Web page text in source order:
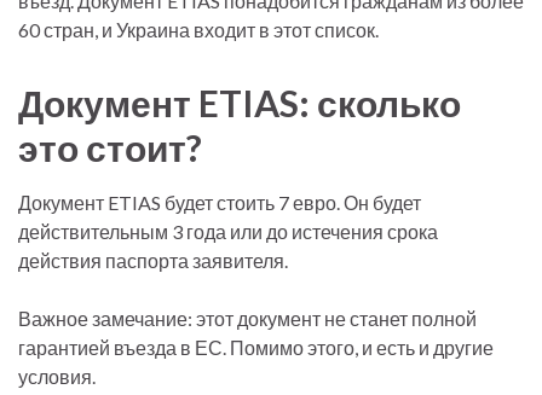
60 стран, и Украина входит в этот список.
Документ ETIAS: сколько
это стоит?
Документ ETIAS будет стоить 7 евро. Он будет
действительным 3 года или до истечения срока
действия паспорта заявителя.
Важное замечание: этот документ не станет полной
гарантией въезда в ЕС. Помимо этого, и есть и другие
условия.